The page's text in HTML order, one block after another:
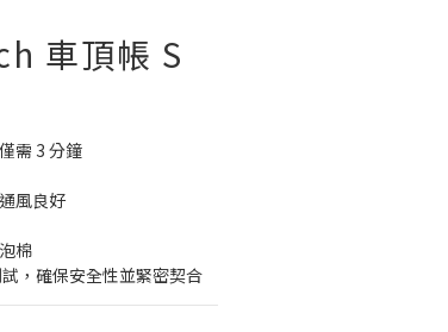
車頂帳 S
需 3 分鐘
風良好
棉
，確保安全性並緊密契合